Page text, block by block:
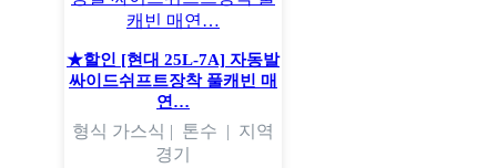
★할인 [현대 25L-7A] 자동발
싸이드쉬프트장착 풀캐빈 매
연…
형식 가스식 | 톤수 | 지역
경기